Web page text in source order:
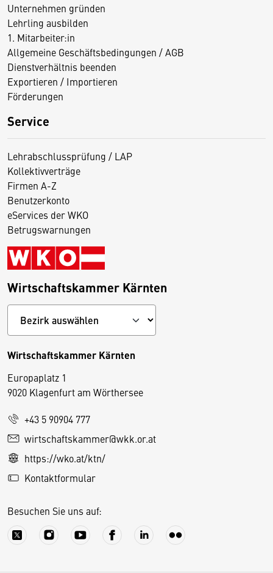
Unternehmen gründen
Lehrling ausbilden
1. Mitarbeiter:in
Allgemeine Geschäftsbedingungen / AGB
Dienstverhältnis beenden
Exportieren / Importieren
Förderungen
Service
Lehrabschlussprüfung / LAP
Kollektivverträge
Firmen A-Z
Benutzerkonto
eServices der WKO
Betrugswarnungen
Wirtschaftskammer Kärnten
Wirtschaftskammer Kärnten
Europaplatz 1
9020 Klagenfurt am Wörthersee
+43 5 90904 777
wirtschaftskammer@wkk.or.at
https://wko.at/ktn/
Kontaktformular
Besuchen Sie uns auf:
D
e
s
S
e